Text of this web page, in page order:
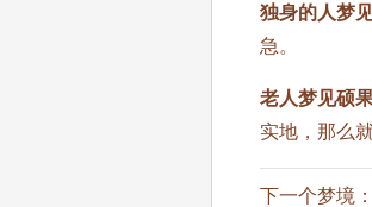
独身的人梦
急。
老人梦见硕
实地，那么
下一个梦境：